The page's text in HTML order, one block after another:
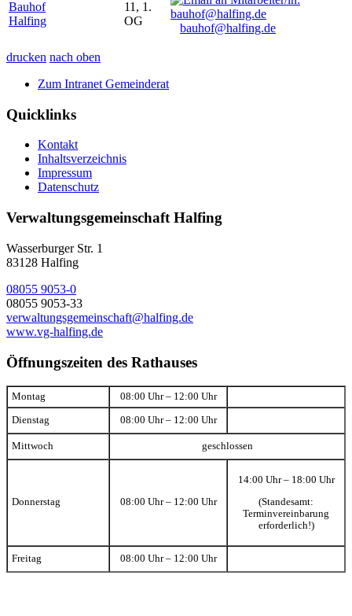
Bauhof
Halfing
11, 1.
OG
bauhof@halfing.de
drucken nach oben
Zum Intranet Gemeinderat
Quicklinks
Kontakt
Inhaltsverzeichnis
Impressum
Datenschutz
Verwaltungsgemeinschaft Halfing
Wasserburger Str. 1
83128 Halfing
08055 9053-0
08055 9053-33
verwaltungsgemeinschaft@halfing.de
www.vg-halfing.de
Öffnungszeiten des Rathauses
Montag 08:00 Uhr – 12:00 Uhr
Dienstag 08:00 Uhr – 12:00 Uhr
Mittwoch geschlossen
Donnerstag 08:00 Uhr – 12:00 Uhr
14:00 Uhr – 18:00 Uhr
(Standesamt:
Terminvereinbarung
erforderlich!)
Freitag 08:00 Uhr – 12:00 Uhr